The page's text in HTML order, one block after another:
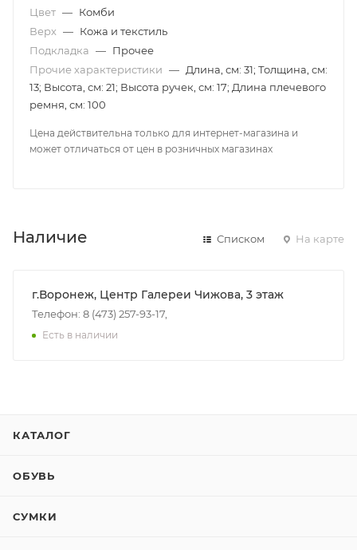
Цвет — Комби
Верх — Кожа и текстиль
Подкладка — Прочее
Прочие характеристики — Длина, см: 31; Толщина, см:
13; Высота, см: 21; Высота ручек, см: 17; Длина плечевого
ремня, см: 100
Цена действительна только для интернет-магазина и
может отличаться от цен в розничных магазинах
Наличие Списком На карте
г.Воронеж, Центр Галереи Чижова, 3 этаж
Телефон: 8 (473) 257-93-17,
Есть в наличии
КАТАЛОГ
ОБУВЬ
СУМКИ